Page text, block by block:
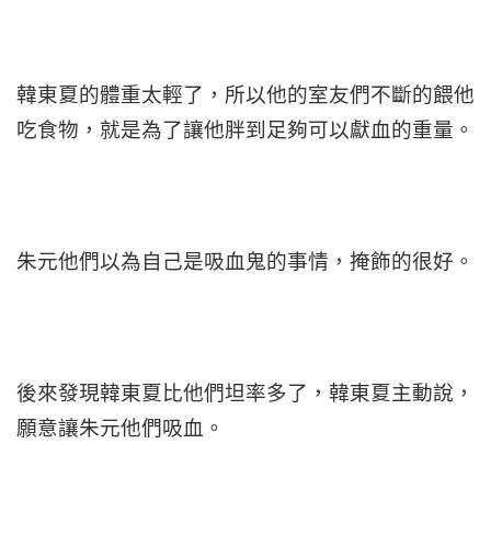
韓東夏的體重太輕了，所以他的室友們不斷的餵他
吃食物，就是為了讓他胖到足夠可以獻血的重量。
朱元他們以為自己是吸血鬼的事情，掩飾的很好。
後來發現韓東夏比他們坦率多了，韓東夏主動說，
願意讓朱元他們吸血。